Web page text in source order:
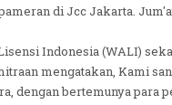
di Jcc Jakarta.
Indonesia (WALI)
mengatakan, Kami
dengan bertemunya para